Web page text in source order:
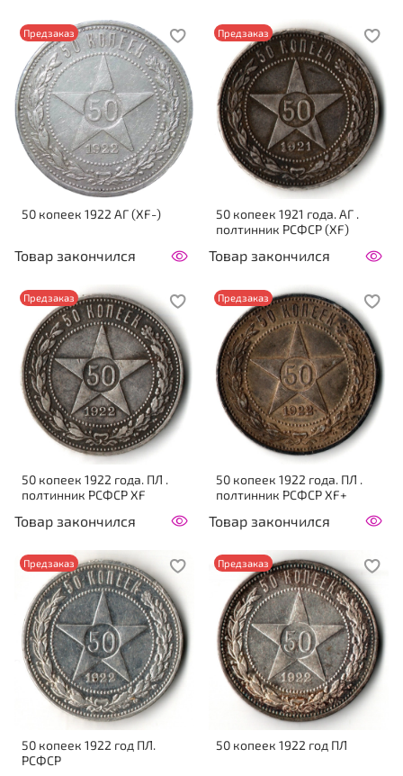
Предзаказ
50 копеек 1922 АГ (XF-)
Товар закончился
Предзаказ
50 копеек 1921 года. АГ .
полтинник РСФСР (XF)
Товар закончился
Предзаказ
50 копеек 1922 года. ПЛ .
полтинник РСФСР XF
Товар закончился
Предзаказ
50 копеек 1922 года. ПЛ .
полтинник РСФСР XF+
Товар закончился
Предзаказ
50 копеек 1922 год ПЛ.
РСФСР
Предзаказ
50 копеек 1922 год ПЛ